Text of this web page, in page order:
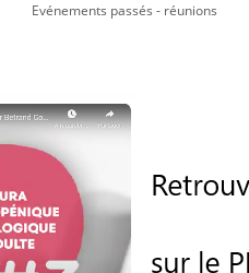
Evénements passés - réunions